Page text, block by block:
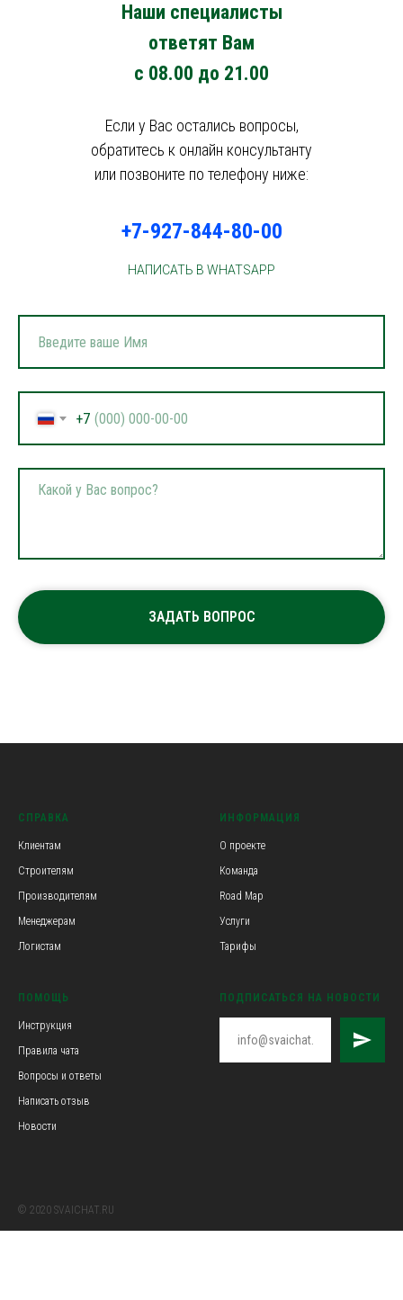
Наши специалисты
ответят Вам
с 08.00 до 21.00
Если у Вас остались вопросы,
обратитесь к онлайн консультанту
или позвоните по телефону ниже:
+7-927-844-80-00
НАПИСАТЬ В WHATSAPP
+7
ЗАДАТЬ ВОПРОС
СПРАВКА
Клиентам
Строителям
Производителям
Менеджерам
Логистам
ИНФОРМАЦИЯ
О проекте
Команда
Road Map
Услуги
Тарифы
ПОМОЩЬ
Инструкция
Правила чата
Вопросы и ответы
Написать отзыв
Новости
ПОДПИСАТЬСЯ НА НОВОСТИ
© 2020 SVAICHAT.RU